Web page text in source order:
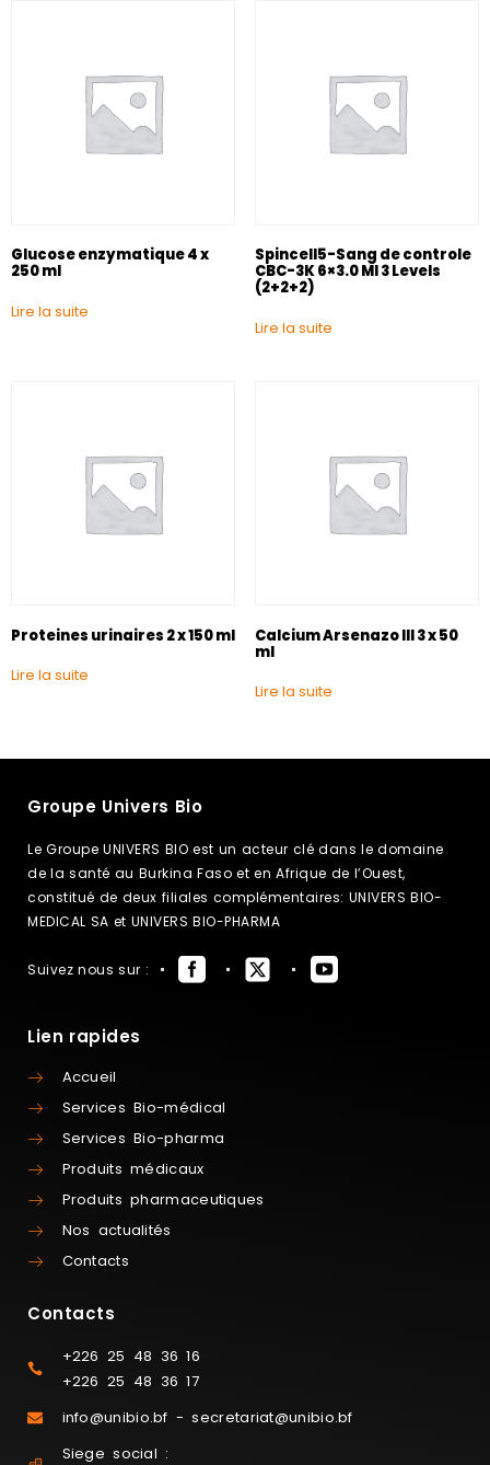
Glucose enzymatique 4 x
250 ml
Lire la suite
Spincell5-Sang de controle
CBC-3K 6×3.0 Ml 3 Levels
(2+2+2)
Lire la suite
Proteines urinaires 2 x 150 ml
Lire la suite
Calcium Arsenazo III 3 x 50
ml
Lire la suite
Groupe Univers Bio
Le Groupe UNIVERS BIO est un acteur clé dans le domaine
de la santé au Burkina Faso et en Afrique de l’Ouest,
constitué de deux filiales complémentaires: UNIVERS BIO-
MEDICAL SA et UNIVERS BIO-PHARMA
Suivez nous sur :
Lien rapides
Accueil
Services Bio-médical
Services Bio-pharma
Produits médicaux
Produits pharmaceutiques
Nos actualités
Contacts
Contacts
+226 25 48 36 16
+226 25 48 36 17
info@unibio.bf - secretariat@unibio.bf
Siege social :